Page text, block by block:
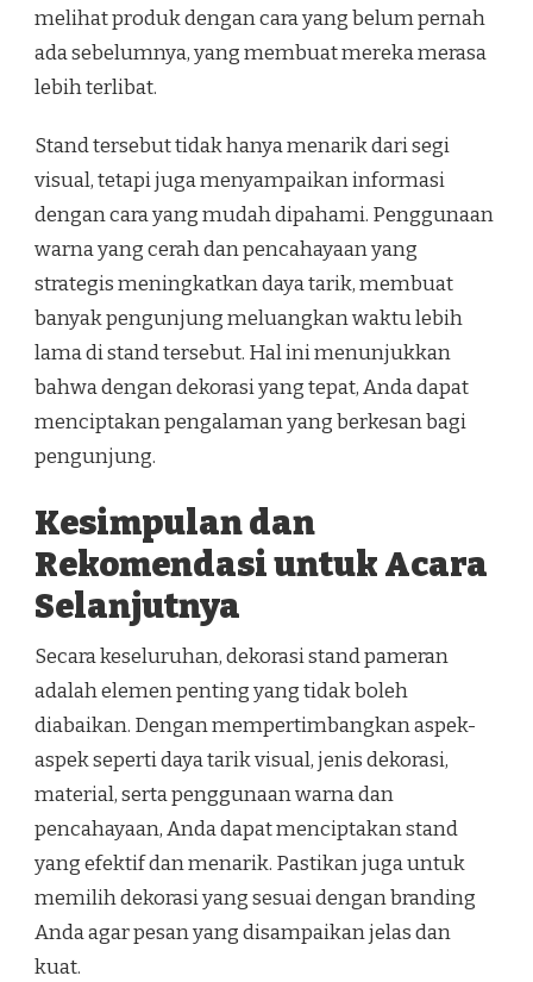
melihat produk dengan cara yang belum pernah
ada sebelumnya, yang membuat mereka merasa
lebih terlibat.
Stand tersebut tidak hanya menarik dari segi
visual, tetapi juga menyampaikan informasi
dengan cara yang mudah dipahami. Penggunaan
warna yang cerah dan pencahayaan yang
strategis meningkatkan daya tarik, membuat
banyak pengunjung meluangkan waktu lebih
lama di stand tersebut. Hal ini menunjukkan
bahwa dengan dekorasi yang tepat, Anda dapat
menciptakan pengalaman yang berkesan bagi
pengunjung.
Kesimpulan dan
Rekomendasi untuk Acara
Selanjutnya
Secara keseluruhan, dekorasi stand pameran
adalah elemen penting yang tidak boleh
diabaikan. Dengan mempertimbangkan aspek-
aspek seperti daya tarik visual, jenis dekorasi,
material, serta penggunaan warna dan
pencahayaan, Anda dapat menciptakan stand
yang efektif dan menarik. Pastikan juga untuk
memilih dekorasi yang sesuai dengan branding
Anda agar pesan yang disampaikan jelas dan
kuat.